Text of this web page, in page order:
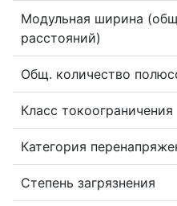
Модульная ширина
расстояний)
Общ. количество
Класс токоограничения
Категория
Степень загрязнения